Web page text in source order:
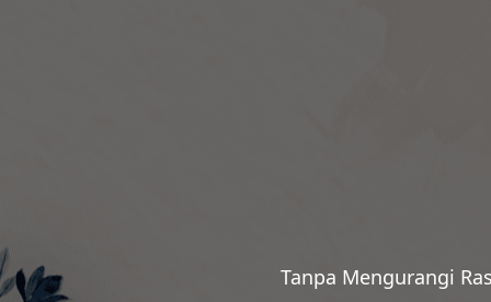
Tanpa Mengurangi